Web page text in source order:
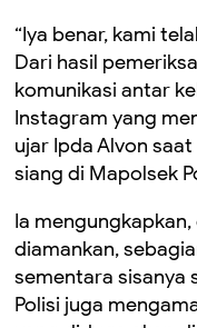
“Iya benar, kami
Dari hasil
komunikasi antar
Instagram yang
ujar Ipda Alvon
siang di Mapolsek
Ia
diamankan,
sementara sisanya
Polisi juga